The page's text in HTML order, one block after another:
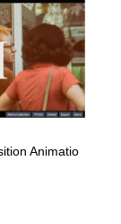
Animatio